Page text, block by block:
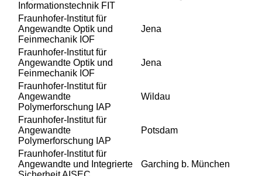
Informationstechnik FIT
Fraunhofer-Institut für
Angewandte Optik und
Feinmechanik IOF
Jena
Fraunhofer-Institut für
Angewandte Optik und
Feinmechanik IOF
Jena
Fraunhofer-Institut für
Angewandte
Polymerforschung IAP
Wildau
Fraunhofer-Institut für
Angewandte
Polymerforschung IAP
Potsdam
Fraunhofer-Institut für
Angewandte und Integrierte
Garching b. München